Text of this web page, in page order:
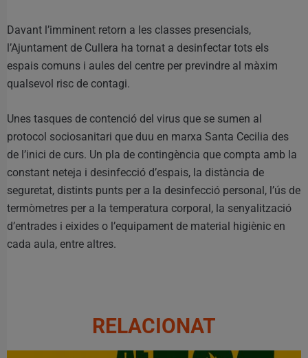
Davant l’imminent retorn a les classes presencials,
l’Ajuntament de Cullera ha tornat a desinfectar tots els
espais comuns i aules del centre per previndre al màxim
qualsevol risc de contagi.
Unes tasques de contenció del virus que se sumen al
protocol sociosanitari que duu en marxa Santa Cecilia des
de l’inici de curs. Un pla de contingència que compta amb la
constant neteja i desinfecció d’espais, la distància de
seguretat, distints punts per a la desinfecció personal, l’ús de
termòmetres per a la temperatura corporal, la senyalització
d’entrades i eixides o l’equipament de material higiènic en
cada aula, entre altres.
RELACIONAT